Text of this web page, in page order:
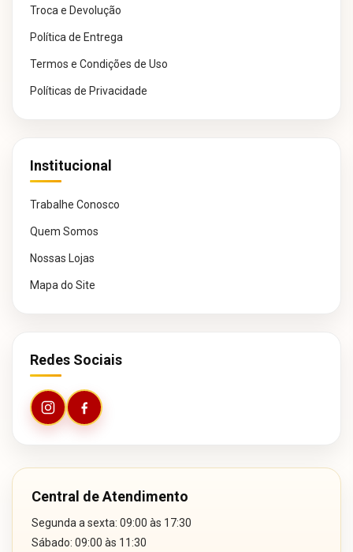
Troca e Devolução
Política de Entrega
Termos e Condições de Uso
Políticas de Privacidade
Institucional
Trabalhe Conosco
Quem Somos
Nossas Lojas
Mapa do Site
Redes Sociais
Central de Atendimento
Segunda a sexta: 09:00 às 17:30
Sábado: 09:00 às 11:30